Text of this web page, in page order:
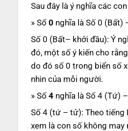
Sau đây là ý nghĩa các
» Số 0 nghĩa là Số 0 (Bất)
Số 0 (Bất– khởi đầu): Ý
đó, một số ý kiến cho
do đó số 0 trong biển số
nhìn của mỗi người.
» Số 4nghĩa là Số 4 (Tứ)
Số 4 (tứ – tử): Theo tiếng
xem là con số không may